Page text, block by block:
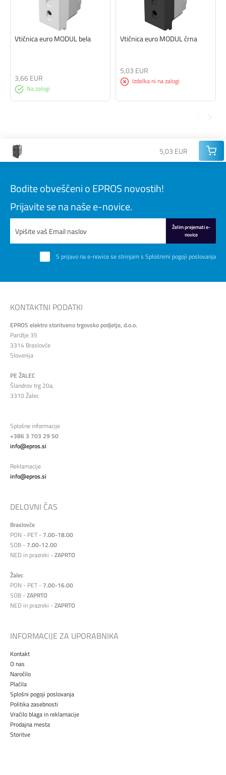
Vtičnica euro MODUL bela
Na zalogi
3,66 EUR
Vtičnica euro MODUL črna
Izdelka ni na zalogi
5,03 EUR
5,03 EUR
Bodite obveščeni o EPROS novostih!
Prijavite se na naše e-novice.
Želim prejemati e-
novice
S prijavo na e-novice se strinjam s Splošnimi pogoji poslovanja
KONTAKTNI PODATKI
EPROS elektro storitveno trgovsko podjetje, d.o.o.
Parižlje 35
3314 Braslovče
Slovenija
PE ŽALEC
Šlandrov trg 20a,
3310 Žalec
Splošne informacije
+386 3 703 29 50
info@epros.si
Reklamacije
info@epros.si
DELOVNI ČAS
Braslovče
PON - PET - 7.00-18.00
SOB - 7.00-12.00
NED in prazniki -ZAPRTO
Žalec
PON - PET - 7.00-16.00
SOB -ZAPRTO
NED in prazniki -ZAPRTO
INFORMACIJE ZA UPORABNIKA
Kontakt
O nas
Naročilo
Plačila
Splošni pogoji poslovanja
Politika zasebnosti
Vračilo blaga in reklamacije
Prodajna mesta
Storitve